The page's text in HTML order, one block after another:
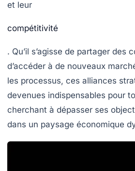
et leur
compétitivité
. Qu’il s’agisse de partager des
d’accéder à de nouveaux
les processus, ces alliances
devenues indispensables pour
cherchant à dépasser ses
dans un paysage économique